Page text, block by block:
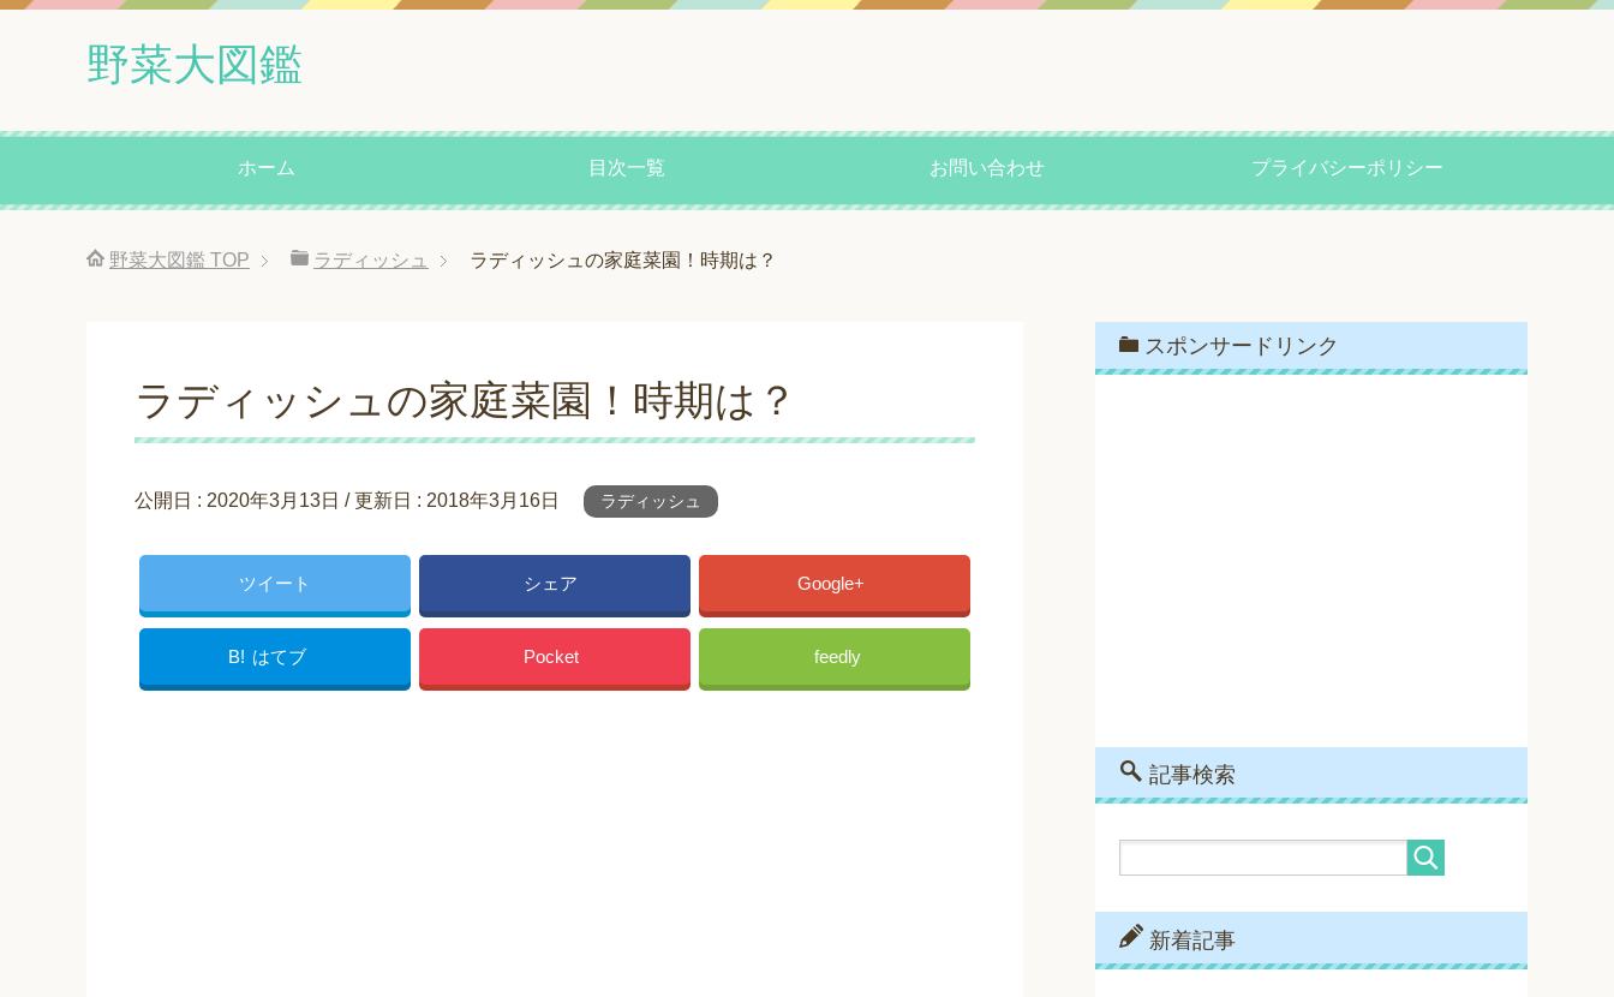
野菜大図鑑
ホーム 目次一覧 お問い合わせ プライバシーポリシー
野菜大図鑑 TOP ラディッシュ ラディッシュの家庭菜園！時期は？
ラディッシュの家庭菜園！時期は？
公開日 : 2020年3月13日 / 更新日 : 2018年3月16日 ラディッシュ
ツイート シェア Google+
B! はてブ Pocket feedly
スポンサードリンク
記事検索
新着記事